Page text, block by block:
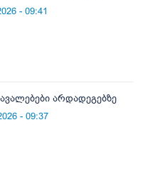
- 09:41
არდადეგებზე
- 09:37